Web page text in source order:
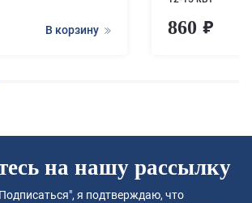
В корзину 860
на нашу рассылку
я подтверждаю, что